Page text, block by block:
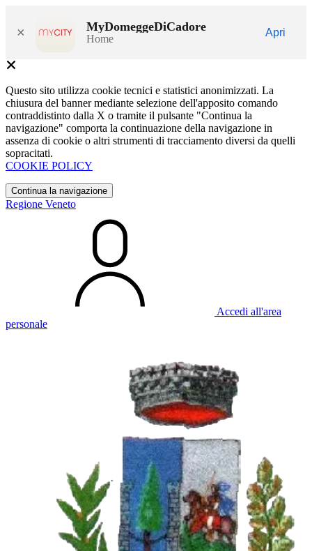
× MyDomeggeDiCadore
Home
Apri
Questo sito utilizza cookie tecnici e statistici anonimizzati. La
chiusura del banner mediante selezione dell'apposito comando
contraddistinto dalla X o tramite il pulsante "Continua la
navigazione" comporta la continuazione della navigazione in
assenza di cookie o altri strumenti di tracciamento diversi da quelli
sopracitati.
COOKIE POLICY
Continua la navigazione
Regione Veneto
Accedi all'area
personale